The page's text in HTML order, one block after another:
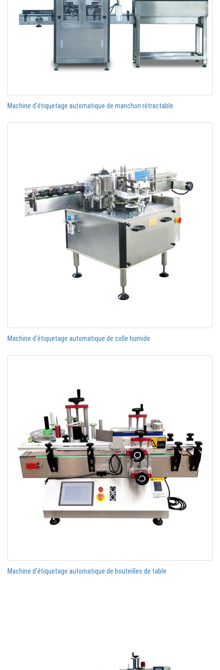
Machine d'étiquetage automatique de manchon rétractable
Machine d'étiquetage automatique de colle humide
Machine d'étiquetage automatique de bouteilles de table